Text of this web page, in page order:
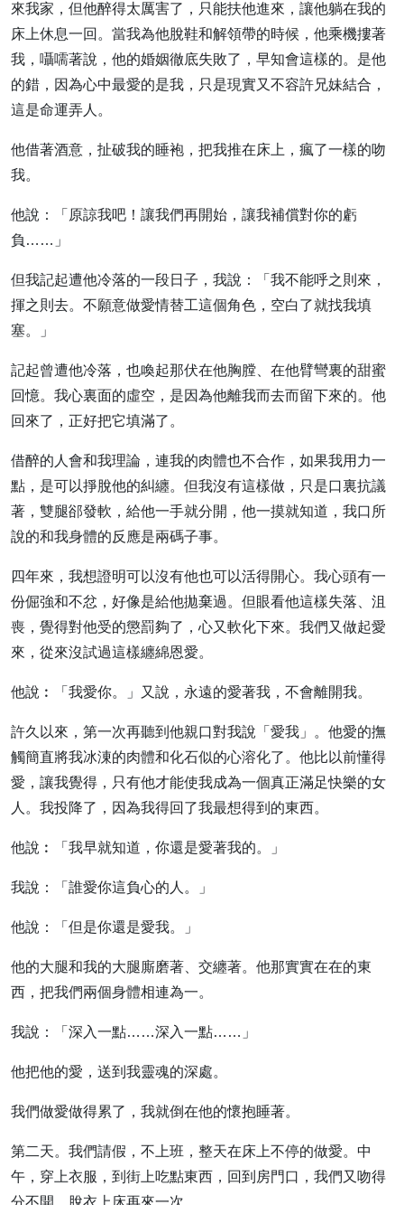
來我家，但他醉得太厲害了，只能扶他進來，讓他躺在我的
床上休息一回。當我為他脫鞋和解領帶的時候，他乘機摟著
我，囁嚅著說，他的婚姻徹底失敗了，早知會這樣的。是他
的錯，因為心中最愛的是我，只是現實又不容許兄妹結合，
這是命運弄人。
他借著酒意，扯破我的睡袍，把我推在床上，瘋了一樣的吻
我。
他說：「原諒我吧！讓我們再開始，讓我補償對你的虧
負……」
但我記起遭他冷落的一段日子，我說：「我不能呼之則來，
揮之則去。不願意做愛情替工這個角色，空白了就找我填
塞。」
記起曾遭他冷落，也喚起那伏在他胸膛、在他臂彎裏的甜蜜
回憶。我心裏面的虛空，是因為他離我而去而留下來的。他
回來了，正好把它填滿了。
借醉的人會和我理論，連我的肉體也不合作，如果我用力一
點，是可以掙脫他的糾纏。但我沒有這樣做，只是口裏抗議
著，雙腿郤發軟，給他一手就分開，他一摸就知道，我口所
說的和我身體的反應是兩碼子事。
四年來，我想證明可以沒有他也可以活得開心。我心頭有一
份倔強和不忿，好像是給他拋棄過。但眼看他這樣失落、沮
喪，覺得對他受的懲罰夠了，心又軟化下來。我們又做起愛
來，從來沒試過這樣纏綿恩愛。
他說︰「我愛你。」又說，永遠的愛著我，不會離開我。
許久以來，第一次再聽到他親口對我說「愛我」。他愛的撫
觸簡直將我冰涷的肉體和化石似的心溶化了。他比以前懂得
愛，讓我覺得，只有他才能使我成為一個真正滿足快樂的女
人。我投降了，因為我得回了我最想得到的東西。
他說︰「我早就知道，你還是愛著我的。」
我說：「誰愛你這負心的人。」
他說：「但是你還是愛我。」
他的大腿和我的大腿廝磨著、交纏著。他那實實在在的東
西，把我們兩個身體相連為一。
我說：「深入一點……深入一點……」
他把他的愛，送到我靈魂的深處。
我們做愛做得累了，我就倒在他的懷抱睡著。
第二天。我們請假，不上班，整天在床上不停的做愛。中
午，穿上衣服，到街上吃點東西，回到房門口，我們又吻得
分不開，脫衣上床再來一次。